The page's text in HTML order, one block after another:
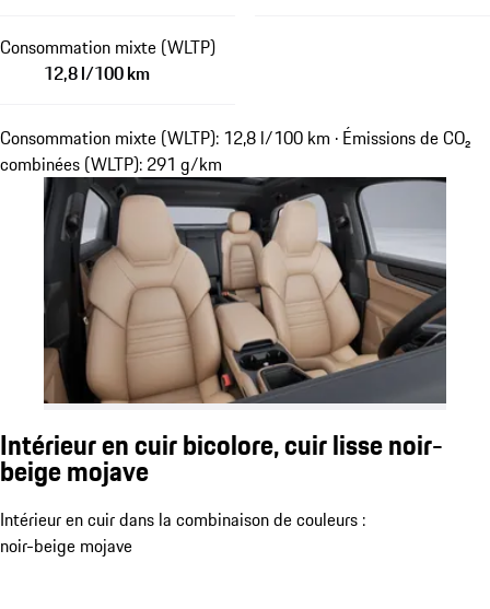
Consommation mixte (WLTP)
12,8 l/100 km
Consommation mixte (WLTP): 12,8 l/100 km · Émissions de CO₂
combinées (WLTP): 291 g/km
Intérieur en cuir bicolore, cuir lisse noir-
beige mojave
Intérieur en cuir dans la combinaison de couleurs :
noir-beige mojave